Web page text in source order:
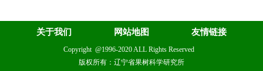
关于我们 网站地图 友情链接
Copyright @1996-2020 ALL Rights Reserved
版权所有：辽宁省果树科学研究所